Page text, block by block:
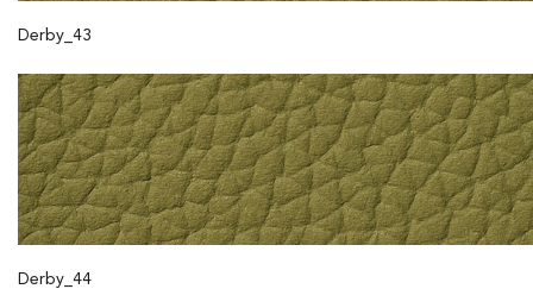
Derby_43
Derby_44